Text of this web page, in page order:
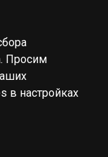
2023-2026
Просим
в настройках